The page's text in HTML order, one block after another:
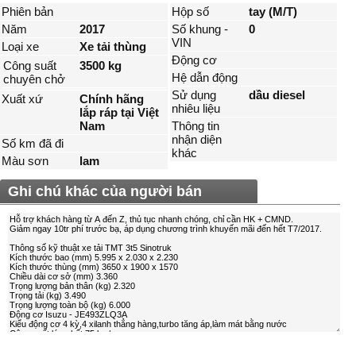
Phiên bản
Năm
2017
Loại xe
Xe tải thùng
Công suất
chuyên chở
3500 kg
Xuất xứ
Chính hãng
lắp ráp tại Việt
Nam
Số km đã đi
Màu sơn
lam
Hộp số
tay (M/T)
Số khung -
VIN
0
Động cơ
Hệ dẫn động
Sử dụng
nhiêu liệu
dầu diesel
Thông tin
nhận diện
khác
Ghi chú khác của người bán